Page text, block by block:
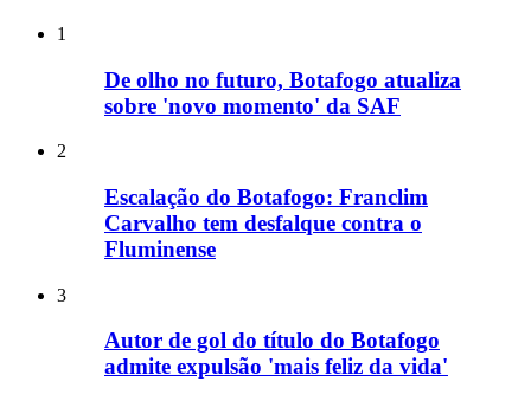
1
De olho no futuro, Botafogo atualiza
sobre 'novo momento' da SAF
2
Escalação do Botafogo: Franclim
Carvalho tem desfalque contra o
Fluminense
3
Autor de gol do título do Botafogo
admite expulsão 'mais feliz da vida'